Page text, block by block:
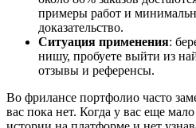
примеры работ и
доказательство.
Ситуация применения:
нишу, пробуете выйти из
отзывы и референсы.
Во фрилансе портфолио часто
вас пока нет. Когда у вас еще